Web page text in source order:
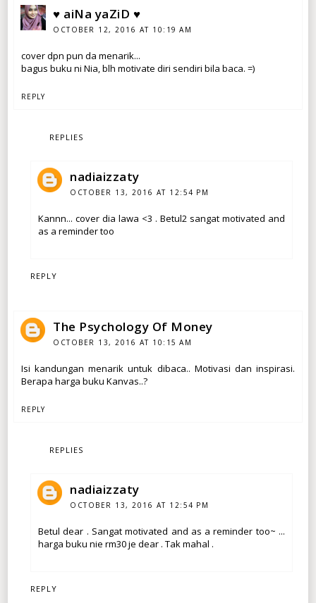
♥ aiNa yaZiD ♥
OCTOBER 12, 2016 AT 10:19 AM
cover dpn pun da menarik...
bagus buku ni Nia, blh motivate diri sendiri bila baca. =)
REPLY
REPLIES
nadiaizzaty
OCTOBER 13, 2016 AT 12:54 PM
Kannn... cover dia lawa <3 . Betul2 sangat motivated and
as a reminder too
REPLY
The Psychology Of Money
OCTOBER 13, 2016 AT 10:15 AM
Isi kandungan menarik untuk dibaca.. Motivasi dan inspirasi.
Berapa harga buku Kanvas..?
REPLY
REPLIES
nadiaizzaty
OCTOBER 13, 2016 AT 12:54 PM
Betul dear . Sangat motivated and as a reminder too~ ...
harga buku nie rm30 je dear . Tak mahal .
REPLY